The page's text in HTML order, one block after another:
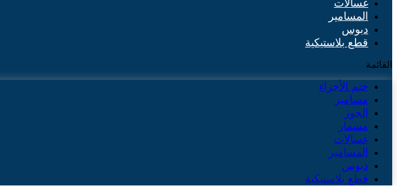
غسالات
المسامير
دبوس
قطع بلاستيكية
القائمة
ختم الأجزاء
مسامير
الجوز
مسمار
غسالات
المسامير
دبوس
قطع بلاستيكية